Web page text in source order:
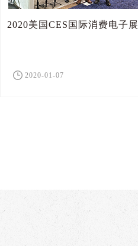
2020美国CES国际消费电子展
2020-01-07